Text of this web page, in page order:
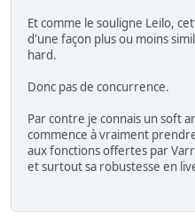
Et comme le souligne Leilo,
d'une façon plus ou moins
hard.
Donc pas de concurrence.
Par contre je connais un soft
commence à vraiment
aux fonctions offertes par
et surtout sa robustesse en